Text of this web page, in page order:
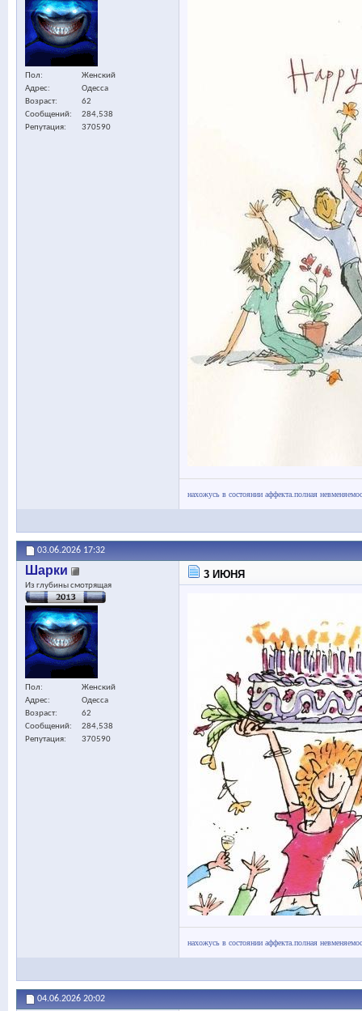
Пол
Женский
Адрес
Одесса
Возраст
62
Сообщений
284,538
Репутация
370590
нахожусь в состоянии аффекта.полная
03.06.2026 17:32
Шарки
Из глубины смотрящая
Пол
Женский
Адрес
Одесса
Возраст
62
Сообщений
284,538
Репутация
370590
3 ИЮНЯ
нахожусь в состоянии аффекта.полная
04.06.2026 20:02